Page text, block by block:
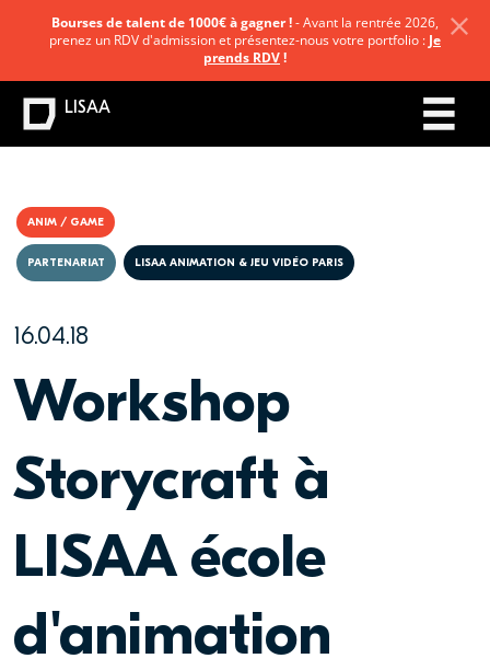
ANIM / GAME
16.04.18
PARTENARIAT LISAA ANIMATION & JEU VIDÉO PARIS
Workshop
Storycraft à
LISAA école
d'animation
Bourses de talent de 1000€ à gagner !- Avant la rentrée 2026,
prenez un RDV d'admission et présentez-nous votre portfolio : Je
prends RDV!
LISAA